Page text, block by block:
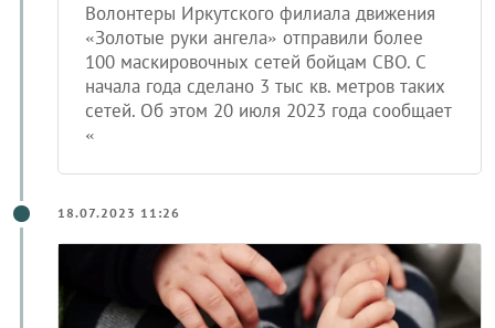
Волонтеры Иркутского филиала движения
«Золотые руки ангела» отправили более
100 маскировочных сетей бойцам СВО. С
начала года сделано 3 тыс кв. метров таких
сетей. Об этом 20 июля 2023 года сообщает
«
18.07.2023 11:26